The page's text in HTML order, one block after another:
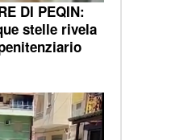
DI PEQIN:
stelle rivela